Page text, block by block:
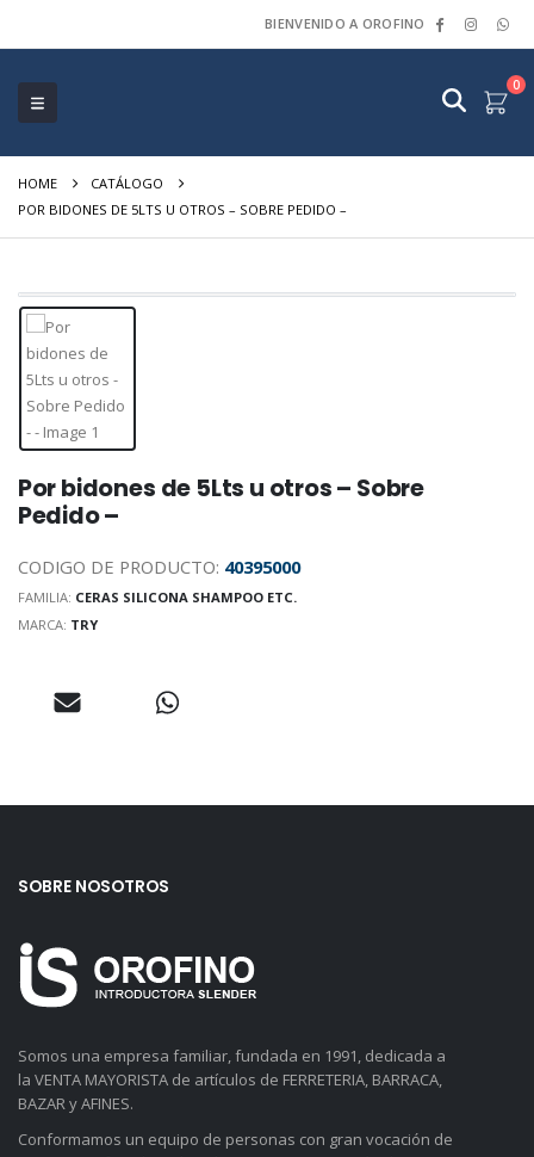
BIENVENIDO A OROFINO
0
HOME
CATÁLOGO
POR BIDONES DE 5LTS U OTROS – SOBRE PEDIDO –
Por bidones de 5Lts u otros – Sobre
Pedido –
CODIGO DE PRODUCTO: 40395000
FAMILIA: CERAS SILICONA SHAMPOO ETC.
MARCA: TRY
SOBRE NOSOTROS
Somos una empresa familiar, fundada en 1991, dedicada a
la VENTA MAYORISTA de artículos de FERRETERIA, BARRACA,
BAZAR y AFINES.
Conformamos un equipo de personas con gran vocación de